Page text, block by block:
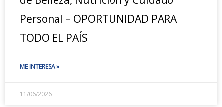
Personal – OPORTUNIDAD PARA
TODO EL PAÍS
ME INTERESA »
11/06/2026